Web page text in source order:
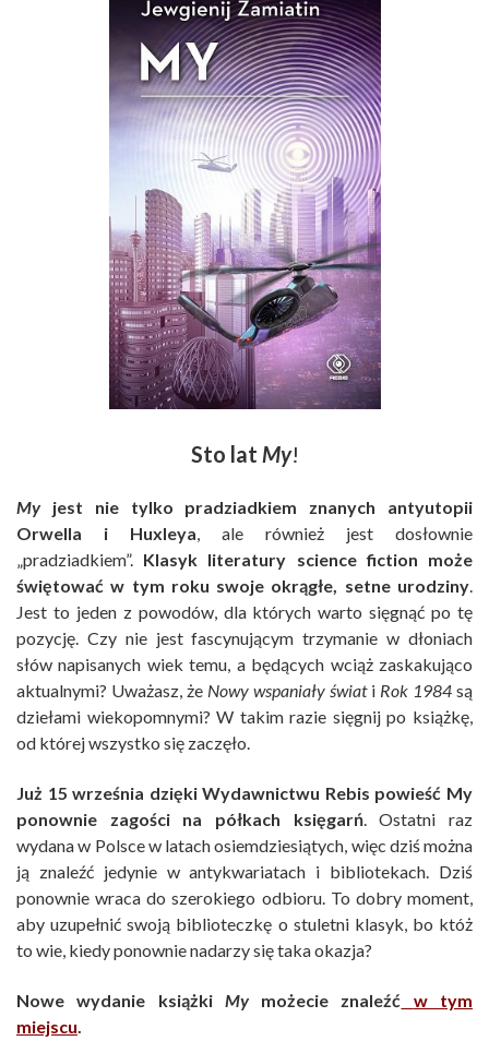
Sto lat My!
Myjest nie tylko pradziadkiem znanych antyutopii
Orwella i Huxleya, ale również jest dosłownie
„pradziadkiem”. Klasyk literatury science fiction może
świętować w tym roku swoje okrągłe, setne urodziny.
Jest to jeden z powodów, dla których warto sięgnąć po tę
pozycję. Czy nie jest fascynującym trzymanie w dłoniach
słów napisanych wiek temu, a będących wciąż zaskakująco
aktualnymi? Uważasz, że Nowy wspaniały świati Rok 1984 są
dziełami wiekopomnymi? W takim razie sięgnij po książkę,
od której wszystko się zaczęło.
Już 15 września dzięki Wydawnictwu Rebis powieść My
ponownie zagości na półkach księgarń. Ostatni raz
wydana w Polsce w latach osiemdziesiątych, więc dziś można
ją znaleźć jedynie w antykwariatach i bibliotekach. Dziś
ponownie wraca do szerokiego odbioru. To dobry moment,
aby uzupełnić swoją biblioteczkę o stuletni klasyk, bo któż
to wie, kiedy ponownie nadarzy się taka okazja?
Nowe wydanie książki Mymożecie znaleźć
w tym
miejscu.